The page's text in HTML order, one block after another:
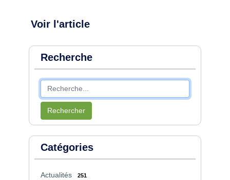
Voir l'article
Recherche
Rechercher
Catégories
Actualités 251